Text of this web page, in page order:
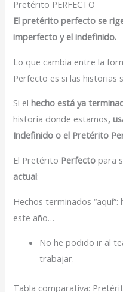
Pretérito PERFECTO
El pretérito perfecto se
imperfecto y el indefinido.
Lo que cambia entre la
Perfecto es si las historias
Si elhecho está ya
historia donde estamos,
Indefinido o el Pretérito
El Pretérito Perfecto para
actual:
Hechos terminados
este año…
No he podido ir al
trabajar.
Tabla comparativa: